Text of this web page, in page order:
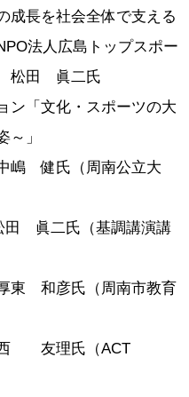
を社会全体で支える
法人広島トップスポー
松田 眞二氏
文化・スポーツの大
～」
健氏（周南公立大
二氏（基調講演講
周南市教育
ACT